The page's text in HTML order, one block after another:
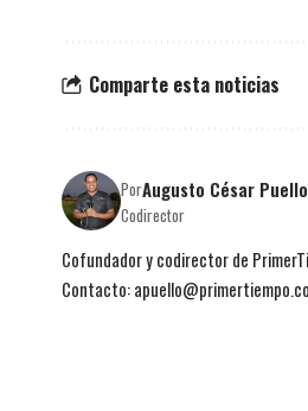
Comparte esta noticias
PorAugusto César
Codirector
Cofundador y codirector de
Contacto: